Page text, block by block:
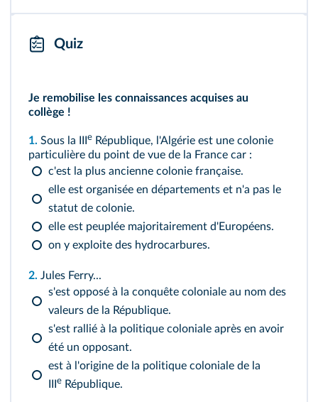
Quiz
Je remobilise les connaissances acquises au
collège !
1. Sous la III e République, l'Algérie est une colonie
particulière du point de vue de la France car :
c'est la plus ancienne colonie française.
elle est organisée en départements et n'a pas le
statut de colonie.
elle est peuplée majoritairement d'Européens.
on y exploite des hydrocarbures.
2. Jules Ferry...
s'est opposé à la conquête coloniale au nom des
valeurs de la République.
s'est rallié à la politique coloniale après en avoir
été un opposant.
est à l'origine de la politique coloniale de la
e République.